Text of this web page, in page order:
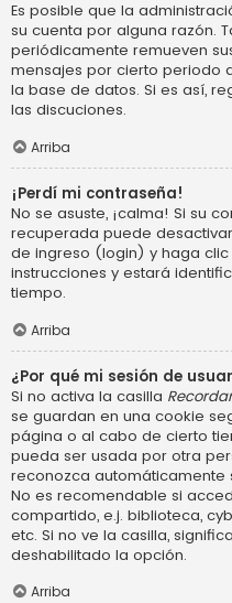
Es posible que la
su cuenta por alguna razón.
periódicamente remueven
mensajes por cierto periodo
la base de datos. Si es así,
las discuciones.
Arriba
¡Perdí mi contraseña!
No se asuste, ¡calma! Si su
recuperada puede
de ingreso (login) y haga clic
instrucciones y estará
tiempo.
Arriba
¿Por qué mi sesión de
Si no activa la casilla Recordar
se guardan en una cookie
página o al cabo de cierto
pueda ser usada por otra
reconozca automáticamente
No es recomendable si
compartido, e.j. biblioteca,
etc. Si no ve la casilla,
deshabilitado la opción.
Arriba